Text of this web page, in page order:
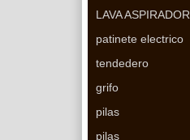
LAVA ASPIRADOR
patinete electrico
tendedero
grifo
pilas
pilas